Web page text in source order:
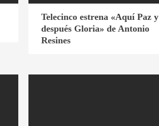
Telecinco estrena «Aquí Paz y
después Gloria» de Antonio
Resines